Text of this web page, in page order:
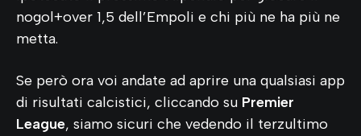
nogol+over 1,5 dell’Empoli e chi più ne ha più ne
metta.
Se però ora voi andate ad aprire una qualsiasi app
di risultati calcistici, cliccando su Premier
League, siamo sicuri che vedendo il terzultimo